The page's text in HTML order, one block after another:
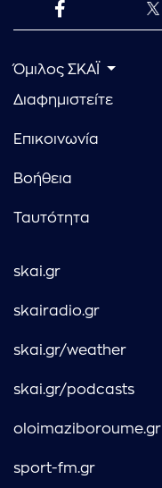
Όμιλος ΣΚΑΪ
Διαφημιστείτε
Επικοινωνία
Βοήθεια
Ταυτότητα
skai.gr
skairadio.gr
skai.gr/weather
skai.gr/podcasts
oloimaziboroume.gr
sport-fm.gr